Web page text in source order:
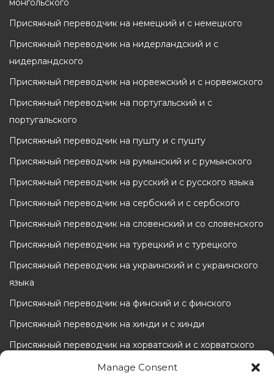
Manage Consent
монгольского
Присяжный переводчик на немецкий и с немецкого
Присяжный переводчик на нидерландский и с
нидерландского
Присяжный переводчик на норвежский и с норвежского
Присяжный переводчик на португальский и с
португальского
Присяжный переводчик на пушту и с пушту
Присяжный переводчик на румынский и с румынского
Присяжный переводчик на русский и с русского языка
Присяжный переводчик на сербский и с сербского
Присяжный переводчик на словенский и со словенского
Присяжный переводчик на турецкий и с турецкого
Присяжный переводчик на украинский и с украинского
языка
Присяжный переводчик на финский и с финского
Присяжный переводчик на хинди и с хинди
Присяжный переводчик на хорватский и с хорватского
Присяжный переводчик на чешский и с чешского